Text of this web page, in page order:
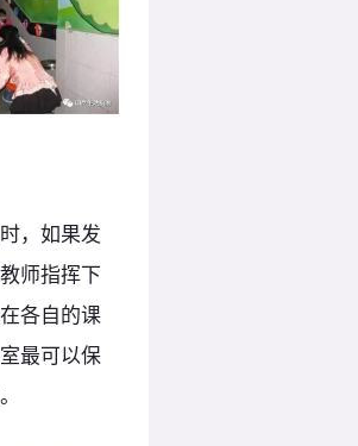
，如果发
师指挥下
各自的课
最可以保